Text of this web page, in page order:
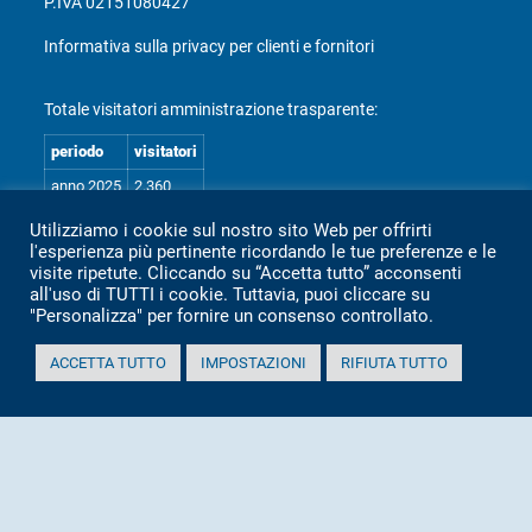
Informativa sulla privacy per clienti e fornitori
Totale visitatori amministrazione trasparente:
periodo
visitatori
anno 2025
2.360
anno 2024
2.097
anno 2023
1.803
anno 2022
2.373
anno 2021
1.501
anno 2020
1.307
Utilizziamo i cookie sul nostro sito Web per offrirti
l'esperienza più pertinente ricordando le tue preferenze e le
visite ripetute. Cliccando su “Accetta tutto” acconsenti
all'uso di TUTTI i cookie. Tuttavia, puoi cliccare su
"Personalizza" per fornire un consenso controllato.
ACCETTA TUTTO IMPOSTAZIONI RIFIUTA TUTTO